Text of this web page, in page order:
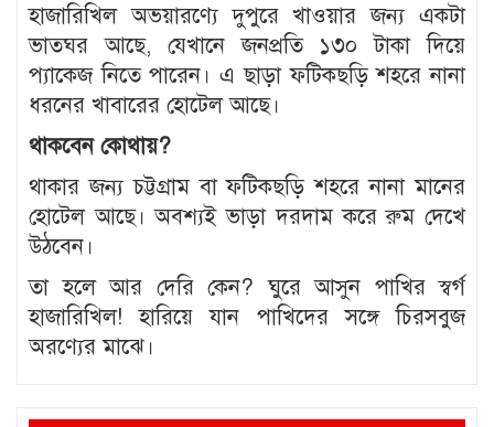
হাজারিখিল অভয়ারণ্যে দুপুরে খাওয়ার জন্য একটা
ভাতঘর আছে, যেখানে জনপ্রতি ১৩০ টাকা দিয়ে
প্যাকেজ নিতে পারেন। এ ছাড়া ফটিকছড়ি শহরে নানা
ধরনের খাবারের হোটেল আছে।
থাকবেন কোথায়?
থাকার জন্য চট্টগ্রাম বা ফটিকছড়ি শহরে নানা মানের
হোটেল আছে। অবশ্যই ভাড়া দরদাম করে রুম দেখে
উঠবেন।
তা হলে আর দেরি কেন? ঘুরে আসুন পাখির স্বর্গ
হাজারিখিল! হারিয়ে যান পাখিদের সঙ্গে চিরসবুজ
অরণ্যের মাঝে।